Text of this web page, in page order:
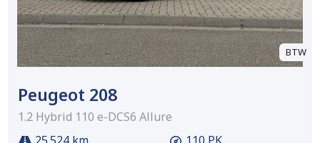
BTW
Peugeot 208
1.2 Hybrid 110 e-DCS6 Allure
25.524 km
110 PK